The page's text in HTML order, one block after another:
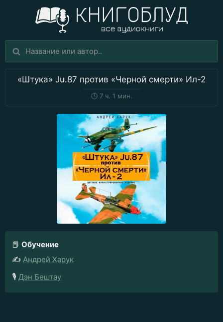
«Штука» Ju.87 против «Черной смерти» Ил-2
🕒7 ч. 1 мин.
📕 Обучение
✍️ Андрей Харук
🎙️ Дэн Бештау